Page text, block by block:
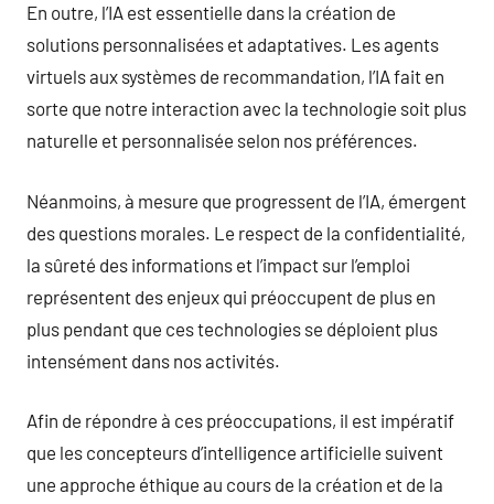
En outre, l’IA est essentielle dans la création de
solutions personnalisées et adaptatives. Les agents
virtuels aux systèmes de recommandation, l’IA fait en
sorte que notre interaction avec la technologie soit plus
naturelle et personnalisée selon nos préférences.
Néanmoins, à mesure que progressent de l’IA, émergent
des questions morales. Le respect de la confidentialité,
la sûreté des informations et l’impact sur l’emploi
représentent des enjeux qui préoccupent de plus en
plus pendant que ces technologies se déploient plus
intensément dans nos activités.
Afin de répondre à ces préoccupations, il est impératif
que les concepteurs d’intelligence artificielle suivent
une approche éthique au cours de la création et de la